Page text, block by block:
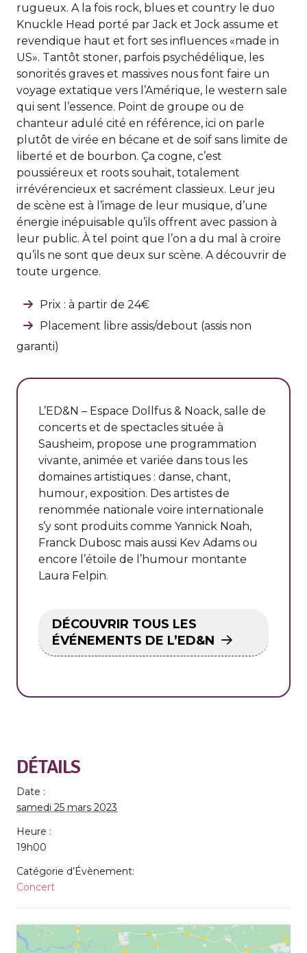
rugueux. A la fois rock, blues et country le duo
Knuckle Head porté par Jack et Jock assume et
revendique haut et fort ses influences «made in
US». Tantôt stoner, parfois psychédélique, les
sonorités graves et massives nous font faire un
voyage extatique vers l’Amérique, le western sale
qui sent l’essence. Point de groupe ou de
chanteur adulé cité en référence, ici on parle
plutôt de virée en bécane et de soif sans limite de
liberté et de bourbon. Ça cogne, c’est
poussiéreux et roots souhait, totalement
irrévérencieux et sacrément classieux. Leur jeu
de scène est à l’image de leur musique, d’une
énergie inépuisable qu’ils offrent avec passion à
leur public. À tel point que l’on a du mal à croire
qu’ils ne sont que deux sur scène. A découvrir de
toute urgence.
Prix : à partir de 24€
Placement libre assis/debout (assis non
garanti)
L’ED&N – Espace Dollfus & Noack, salle de
concerts et de spectacles située à
Sausheim, propose une programmation
vivante, animée et variée dans tous les
domaines artistiques : danse, chant,
humour, exposition. Des artistes de
renommée nationale voire internationale
s’y sont produits comme Yannick Noah,
Franck Dubosc mais aussi Kev Adams ou
encore l’étoile de l’humour montante
Laura Felpin.
DÉCOUVRIR TOUS LES
ÉVÉNEMENTS DE L’ED&N
DÉTAILS
Date :
samedi 25 mars 2023
Heure :
19h00
Catégorie d’Évènement:
Concert